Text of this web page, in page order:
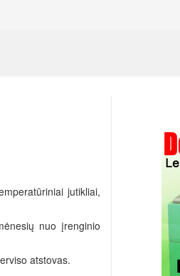
jutikliai,
nuo įrenginio
atstovas.